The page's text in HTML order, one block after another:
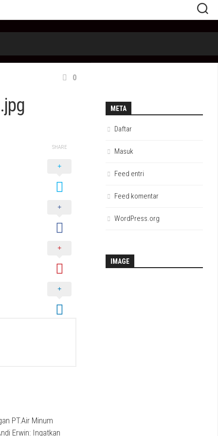
0
SHARE
PT.Air Minum
Erwin: Ingatkan
META
Daftar
Masuk
Feed entri
Feed komentar
WordPress.org
IMAGE